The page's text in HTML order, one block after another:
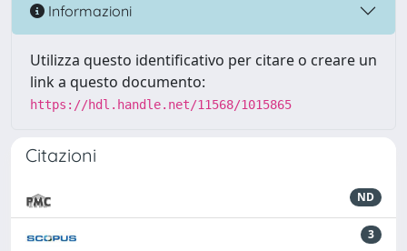
Informazioni
Utilizza questo identificativo per citare o creare un
link a questo documento:
https://hdl.handle.net/11568/1015865
Citazioni
ND
3